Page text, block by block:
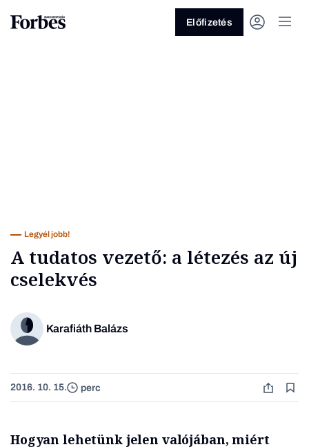
Üzlet
Előfizetés
Legyél jobb!
A tudatos vezető: a létezés az új
cselekvés
Karafiáth Balázs
2016. 10. 15. perc
Hogyan lehetünk jelen valójában, miért